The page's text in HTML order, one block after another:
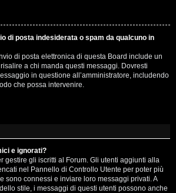
di posta indesiderata o spam da qualcuno in
di posta elettronica di questa Board include un
a chi manda questi messaggi. Dovresti
in questione all’amministratore, includendo
che possa intervenire.
e ignorati?
gestire gli iscritti al Forum. Gli utenti aggiunti alla
nel Pannello di Controllo Utente per poter più
sono connessi e inviare loro messaggi privati. A
stile, i messaggi di questi utenti possono anche